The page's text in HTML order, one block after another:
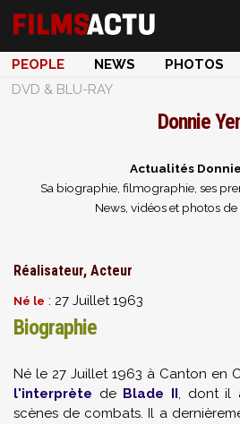
PEOPLE NEWS PHOTOS
DVD & BLU-RAY
Donnie
Actualités
Sa biographie, filmographie, ses
News, vidéos et photos de
Réalisateur, Acteur
Né le : 27 Juillet 1963
Biographie
Né le 27 Juillet 1963 à Canton en
l'interprète de Blade II, dont il
scènes de combats. Il a